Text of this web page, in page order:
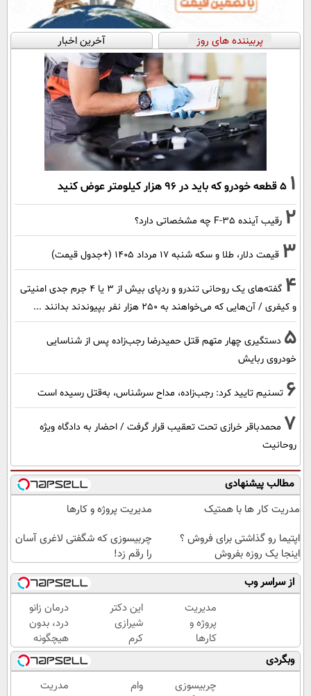
پربیننده های روز آخرین اخبار
1 ۵ قطعه خودرو که باید در ۹۶ هزار کیلومتر عوض کنید
2 رقیب آینده F-35 چه مشخصاتی دارد؟
3 قیمت دلار، طلا و سکه شنبه ۱۷ مرداد ۱۴۰۵ (+جدول قیمت)
4
گفته‌های یک روحانی تندرو و ردپای بیش از ۳ یا ۴ جرم جدی امنیتی
و کیفری / آن‌هایی که می‌خواهند به ۲۵۰ هزار نفر بپیوندند بدانند ...
5 دستگیری چهار متهم قتل حمیدرضا رجب‌زاده پس از شناسایی
خودروی ربایش
6 تسنیم تایید کرد: رجب‌زاده، مداح سرشناس، به‌قتل رسیده است
7 محمدباقر خرازی تحت تعقیب قرار گرفت / احضار به دادگاه ویژه
روحانیت
مطالب پیشنهادی
مدریت کار ها با همتیک
مدیریت پروژه و کارها
اپتیما رو گذاشتی برای فروش ؟
اینجا یک روزه بفروش
چربیسوزی که شگفتی لاغری آسان
را رقم زد!
از سراسر وب
مدیریت
پروژه و
کارها
این دکتر
شیرازی
کرم
ترمیم
زخم
ایرانی را
درمان زانو
درد، بدون
هیچگونه
عوارض در
منزل
(◂پرسش‌نامه)
وبگردی
چربیسوزی
وام
مدریت